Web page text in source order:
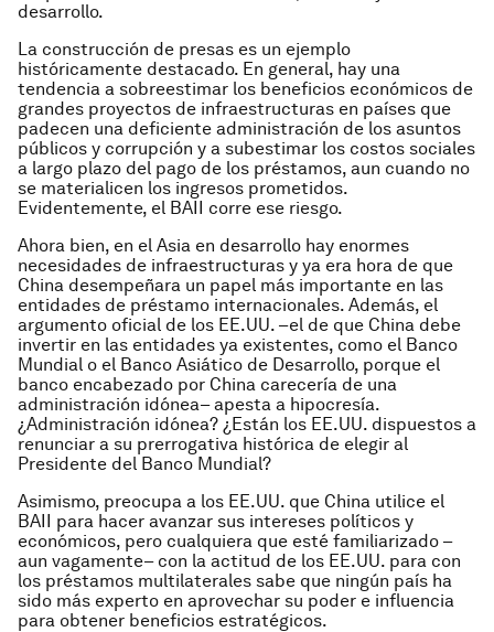
desarrollo.
La construcción de presas es un ejemplo
históricamente destacado. En general, hay una
tendencia a sobreestimar los beneficios económicos de
grandes proyectos de infraestructuras en países que
padecen una deficiente administración de los asuntos
públicos y corrupción y a subestimar los costos sociales
a largo plazo del pago de los préstamos, aun cuando no
se materialicen los ingresos prometidos.
Evidentemente, el BAII corre ese riesgo.
Ahora bien, en el Asia en desarrollo hay enormes
necesidades de infraestructuras y ya era hora de que
China desempeñara un papel más importante en las
entidades de préstamo internacionales. Además, el
argumento oficial de los EE.UU. –el de que China debe
invertir en las entidades ya existentes, como el Banco
Mundial o el Banco Asiático de Desarrollo, porque el
banco encabezado por China carecería de una
administración idónea– apesta a hipocresía.
¿Administración idónea? ¿Están los EE.UU. dispuestos a
renunciar a su prerrogativa histórica de elegir al
Presidente del Banco Mundial?
Asimismo, preocupa a los EE.UU. que China utilice el
BAII para hacer avanzar sus intereses políticos y
económicos, pero cualquiera que esté familiarizado –
aun vagamente– con la actitud de los EE.UU. para con
los préstamos multilaterales sabe que ningún país ha
sido más experto en aprovechar su poder e influencia
para obtener beneficios estratégicos.